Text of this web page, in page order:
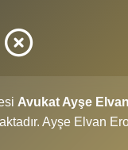
Avukat Ayşe
Ayşe Elvan